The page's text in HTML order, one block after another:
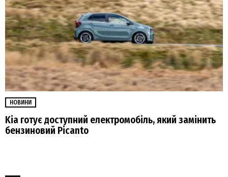
НОВИНИ
Kia готує доступний електромобіль, який замінить
бензиновий Picanto